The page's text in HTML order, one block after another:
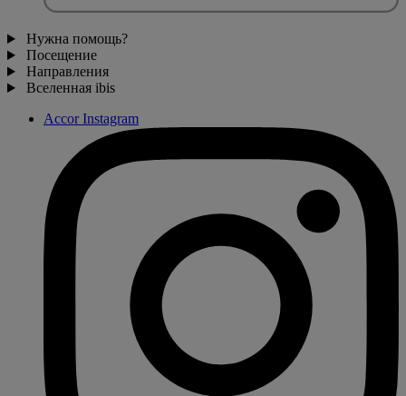
Нужна помощь?
Посещение
Направления
Вселенная ibis
Accor Instagram